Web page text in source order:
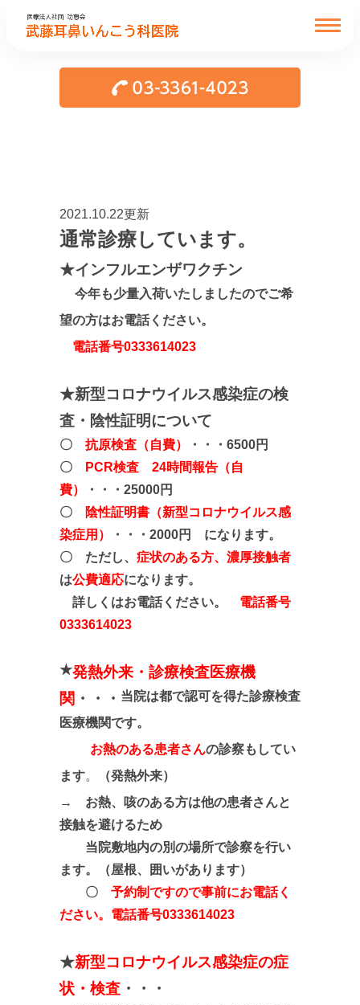
2021.10.22更新
通常診療しています。
★インフルエンザワクチン
今年も少量入荷いたしましたのでご希
望の方はお電話ください。
電話番号0333614023
★新型コロナウイルス感染症の検
査・陰性証明について
〇 抗原検査（自費）
・・・6500円
〇
PCR検査 24時間報告（自
費）
・・・25000円
〇
陰性証明書（新型コロナウイルス感
染症用）
・・・2000円 になります。
〇 ただし、 症状のある方、濃厚接触者
は公費適応になります。
詳しくはお電話ください。 電話番号
0333614023
★発熱外来・診療検査医療機
関 ・・・ 当院は都で認可を得た診療検査
医療機関です。
お熱のある患者さんの診察もしてい
ます。
（発熱外来）
→
お熱、咳のある方は他の患者さんと
接触を避けるため
当院敷地内の別の場所で診察を行い
ます。（屋根、囲いがあります）
〇 予約制ですので事前にお電話く
ださい。電話番号0333614023
★新型コロナウイルス感染症の症
状・検査 ・・・